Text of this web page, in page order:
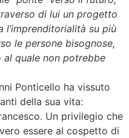
di lui un progetto
l’imprenditorialità su più
le persone bisognose,
quale non potrebbe
Ponticello ha vissuto
della sua vita:
Un privilegio che
essere al cospetto di